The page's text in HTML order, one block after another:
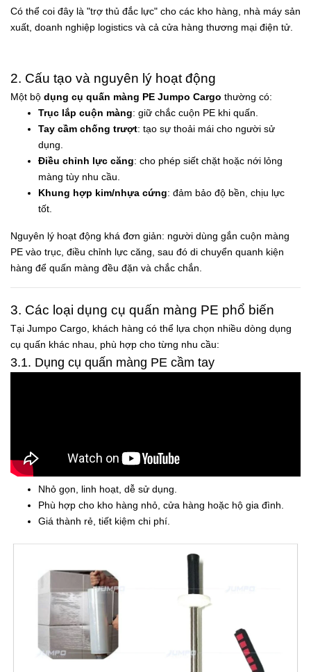
Có thể coi đây là "trợ thủ đắc lực" cho các kho hàng, nhà máy sản
xuất, doanh nghiệp logistics và cả cửa hàng thương mại điện tử.
2. Cấu tạo và nguyên lý hoạt động
Một bộ dụng cụ quấn màng PE Jumpo Cargo thường có:
Trục lắp cuộn màng: giữ chắc cuộn PE khi quấn.
Tay cầm chống trượt: tạo sự thoải mái cho người sử
dụng.
Điều chỉnh lực căng: cho phép siết chặt hoặc nới lỏng
màng tùy nhu cầu.
Khung hợp kim/nhựa cứng: đảm bảo độ bền, chịu lực
tốt.
Nguyên lý hoạt động khá đơn giản: người dùng gắn cuộn màng
PE vào trục, điều chỉnh lực căng, sau đó di chuyển quanh kiện
hàng để quấn màng đều đặn và chắc chắn.
3. Các loại dụng cụ quấn màng PE phổ biến
Tại Jumpo Cargo, khách hàng có thể lựa chọn nhiều dòng dụng
cụ quấn khác nhau, phù hợp cho từng nhu cầu:
3.1. Dụng cụ quấn màng PE cầm tay
Nhỏ gọn, linh hoạt, dễ sử dụng.
Phù hợp cho kho hàng nhỏ, cửa hàng hoặc hộ gia đình.
Giá thành rẻ, tiết kiệm chi phí.